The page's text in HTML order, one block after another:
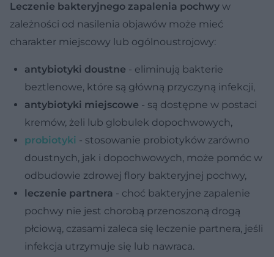
Leczenie bakteryjnego zapalenia pochwy w
zależności od nasilenia objawów może mieć
charakter miejscowy lub ogólnoustrojowy:
antybiotyki doustne - eliminują bakterie
beztlenowe, które są główną przyczyną infekcji,
antybiotyki miejscowe - są dostępne w postaci
kremów, żeli lub globulek dopochwowych,
probiotyki - stosowanie probiotyków zarówno
doustnych, jak i dopochwowych, może pomóc w
odbudowie zdrowej flory bakteryjnej pochwy,
leczenie partnera - choć bakteryjne zapalenie
pochwy nie jest chorobą przenoszoną drogą
płciową, czasami zaleca się leczenie partnera, jeśli
infekcja utrzymuje się lub nawraca.